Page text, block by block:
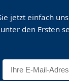
jetzt einfach
den Ersten